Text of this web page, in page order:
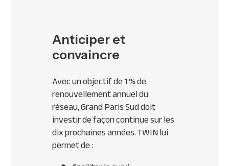
Anticiper et
convaincre
Avec un objectif de 1 % de
renouvellement annuel du
réseau, Grand Paris Sud doit
investir de façon continue sur les
dix prochaines années. TWIN lui
permet de :